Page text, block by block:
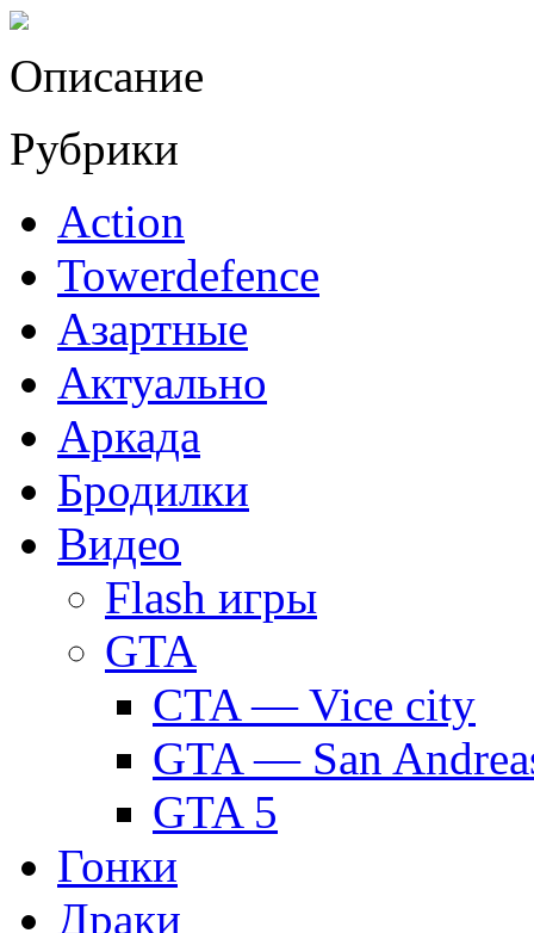
Описание
Рубрики
Action
Towerdefence
Азартные
Актуально
Аркада
Бродилки
Видео
Flash игры
GTA
CTA — Vice city
GTA — San
GTA 5
Гонки
Драки